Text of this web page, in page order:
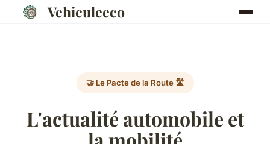
Vehiculeeco
🤝 Le Pacte de la Route 🛣️
L'actualité automobile et